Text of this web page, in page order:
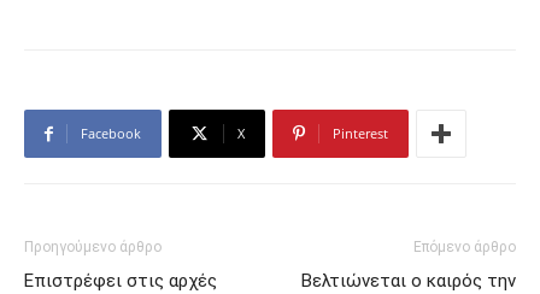
Facebook X Pinterest
Προηγούμενο άρθρο
Επιστρέφει στις αρχές
Επόμενο άρθρο
Βελτιώνεται ο καιρός την